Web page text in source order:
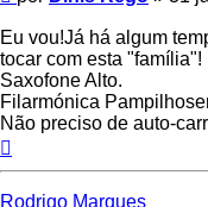
Eu vou!Já há algum
tocar com esta "família"!
Saxofone Alto.
Filarmónica
Não preciso de auto-
Rodrigo Marques